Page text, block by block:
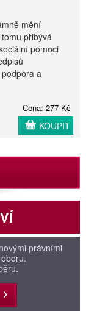
mění
přibývá
pomoci
a
Cena: 277 Kč
KOUPIT
právními